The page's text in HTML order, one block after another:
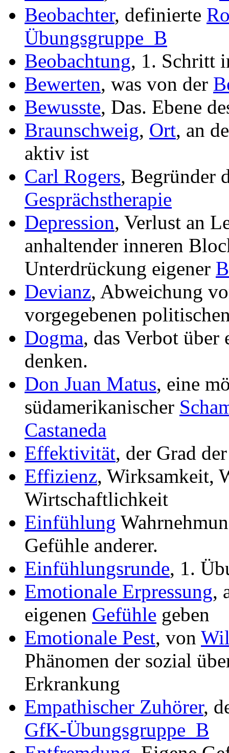
Beobachter, definierte
Übungsgruppe_B
Beobachtung, 1. Schritt
Bewerten, was von der
Bewusste, Das. Ebene
Braunschweig, Ort, an
aktiv ist
Carl Rogers, Begründer
Gesprächstherapie
Depression, Verlust an
anhaltender inneren
Unterdrückung eigener
Devianz, Abweichung
vorgegebenen
Dogma, das Verbot über
denken.
Don Juan Matus, eine
südamerikanischer
Castaneda
Effektivität, der Grad
Effizienz, Wirksamkeit,
Wirtschaftlichkeit
Einfühlung
Gefühle anderer.
Einfühlungsrunde, 1.
Emotionale Erpressung,
eigenen Gefühle geben
Emotionale Pest, von
Phänomen der sozial
Erkrankung
Empathischer Zuhörer,
GfK-Übungsgruppe_B